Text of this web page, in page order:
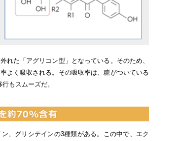
れた「アグリコン型」となっている。そのため、
よく吸収される。その吸収率は、糖がついている
もスムーズだ。
、グリシテインの3種類がある。この中で、エク